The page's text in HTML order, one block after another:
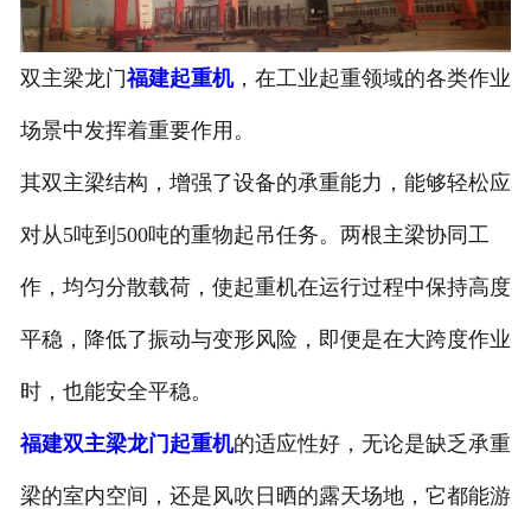
- 福建双臂式悬臂吊
- 福建壁行式悬臂吊
福建起重电磁吸盘
福建升降平台
- 福建液压货梯
- 福建举升机
双主梁龙门福建起重机，在工业起重领域的各类作业
场景中发挥着重要作用。​
其双主梁结构，增强了设备的承重能力，能够轻松应
对从5吨到500吨的重物起吊任务。两根主梁协同工
作，均匀分散载荷，使起重机在运行过程中保持高度
平稳，降低了振动与变形风险，即便是在大跨度作业
时，也能安全平稳。​
福建双主梁龙门起重机的适应性好，无论是缺乏承重
梁的室内空间，还是风吹日晒的露天场地，它都能游